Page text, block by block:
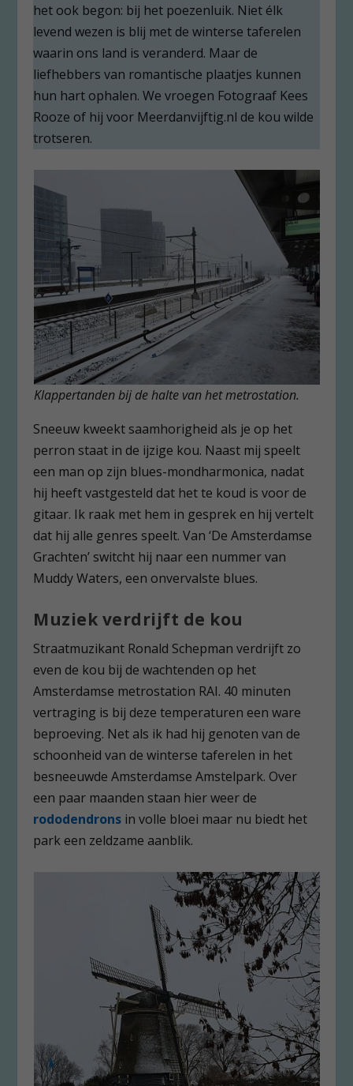
het ook begon: bij het poezenluik. Niet élk
levend wezen is blij met de winterse taferelen
waarin ons land is veranderd. Maar de
liefhebbers van romantische plaatjes kunnen
hun hart ophalen. We vroegen Fotograaf Kees
Rooze of hij voor Meerdanvijftig.nl de kou wilde
trotseren.
Klappertanden bij de halte van het metrostation.
Sneeuw kweekt saamhorigheid als je op het
perron staat in de ijzige kou. Naast mij speelt
een man op zijn blues-mondharmonica, nadat
hij heeft vastgesteld dat het te koud is voor de
gitaar. Ik raak met hem in gesprek en hij vertelt
dat hij alle genres speelt. Van ‘De Amsterdamse
Grachten’ switcht hij naar een nummer van
Muddy Waters, een onvervalste blues.
Muziek verdrijft de kou
Straatmuzikant Ronald Schepman verdrijft zo
even de kou bij de wachtenden op het
Amsterdamse metrostation RAI. 40 minuten
vertraging is bij deze temperaturen een ware
beproeving. Net als ik had hij genoten van de
schoonheid van de winterse taferelen in het
besneeuwde Amsterdamse Amstelpark. Over
een paar maanden staan hier weer de
rododendrons in volle bloei maar nu biedt het
park een zeldzame aanblik.